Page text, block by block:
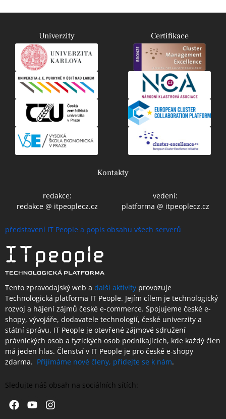
Univerzity Certifikace
Kontakty
redakce:
redakce @ itpeoplecz.cz
vedení:
platforma @ itpeoplecz.cz
představení IT People a popis obsahu všech serverů
Tento zpravodajský web a další aktivity provozuje
Technologická platforma IT People. Jejím cílem je technologický
rozvoj a hájení zájmů české e-commerce. Spojujeme české e-
shopy, vývojáře, dodavatele technologií, české univerzity a
státní správu. IT People je otevřené zájmové sdružení
právnických osob a fyzických osob podnikajících, kde každý člen
má jeden hlas. Členství v IT People je pro české e-shopy
zdarma. Přijímáme nové členy, přidejte se k nám.
Sledujte náš obsah na sociálních sítích:
Facebook
YoutubeInstagram